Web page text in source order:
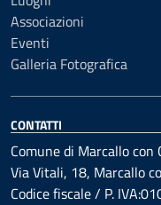
Associazioni
Eventi
Galleria Fotografica
CONTATTI
Comune di Marcallo con
Via Vitali, 18, Marcallo
Codice fiscale / P.